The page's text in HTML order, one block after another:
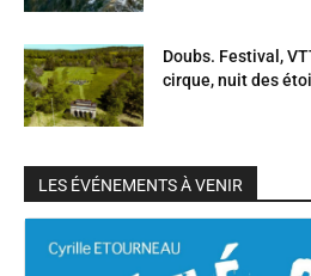
Doubs. Festival,
cirque, nuit des
LES ÉVÉNEMENTS À VENIR